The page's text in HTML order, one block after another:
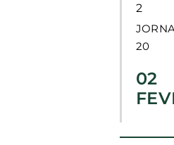
2
20
02